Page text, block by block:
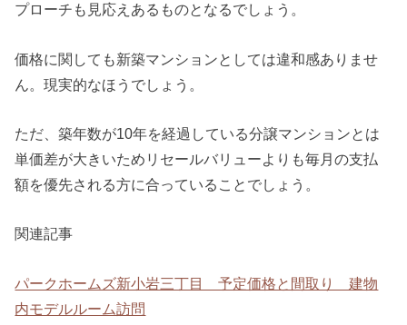
プローチも見応えあるものとなるでしょう。
価格に関しても新築マンションとしては違和感ありませ
ん。現実的なほうでしょう。
ただ、築年数が10年を経過している分譲マンションとは
単価差が大きいためリセールバリューよりも毎月の支払
額を優先される方に合っていることでしょう。
関連記事
パークホームズ新小岩三丁目 予定価格と間取り 建物
内モデルルーム訪問